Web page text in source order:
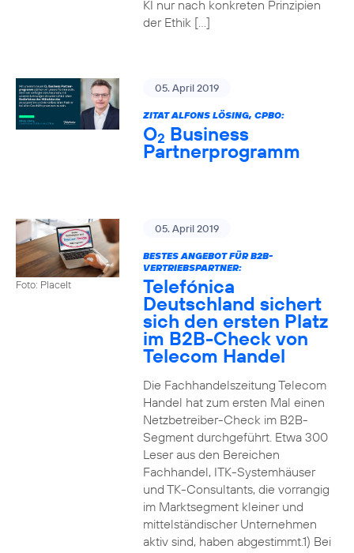
KI nur nach konkreten Prinzipien
der Ethik […]
05. April 2019
ZITAT ALFONS LÖSING, CPBO:
O2 Business
Partnerprogramm
Foto: PlaceIt
05. April 2019
BESTES ANGEBOT FÜR B2B-
VERTRIEBSPARTNER:
Telefónica
Deutschland sichert
sich den ersten Platz
im B2B-Check von
Telecom Handel
Die Fachhandelszeitung Telecom
Handel hat zum ersten Mal einen
Netzbetreiber-Check im B2B-
Segment durchgeführt. Etwa 300
Leser aus den Bereichen
Fachhandel, ITK-Systemhäuser
und TK-Consultants, die vorrangig
im Marktsegment kleiner und
mittelständischer Unternehmen
aktiv sind, haben abgestimmt.1) Bei